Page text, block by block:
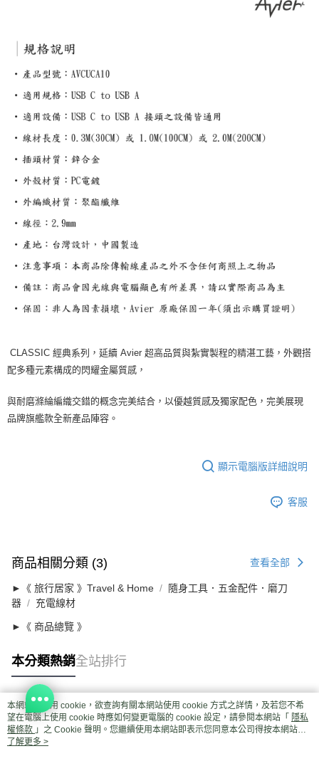
CLASSIC 經典系列，延續 Avier 超高品質與紮實製程的精湛工藝，外觀搭
配多種元素構成的閃耀金屬質感，
與耐磨滌綸編織交錯的概念完美結合，以優越質感及獨家配色，完美展現
品牌旗艦款全新產品陣容。
顯示電腦版詳細說明
客服
商品相關分類 (3) 查看全部
►《 旅行居家 》Travel & Home
隨身工具．五金配件．磨刀
器
充電線材
►《 商品總覽 》
本分類熱銷全站排行
熱門標籤
本網站中使用 cookie，欲查詢有關本網站使用 cookie 方式之詳情，及若您不希
望在電腦上使用 cookie 時應如何變更電腦的 cookie 設定，請參閱本網站「 隱私
權條款 」之 Cookie 聲明。您繼續使用本網站即表示您同意本公司得按本網站使
用條款之 Cookie 聲明使用 cookie。
了解更多 >